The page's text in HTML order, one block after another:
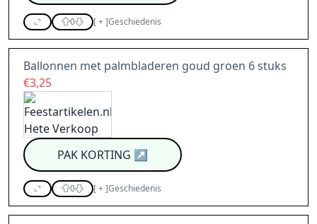
0 [+]Geschiedenis
Ballonnen met palmbladeren goud groen 6 stuks
€3,25
PAK KORTING ↗
0 [+]Geschiedenis